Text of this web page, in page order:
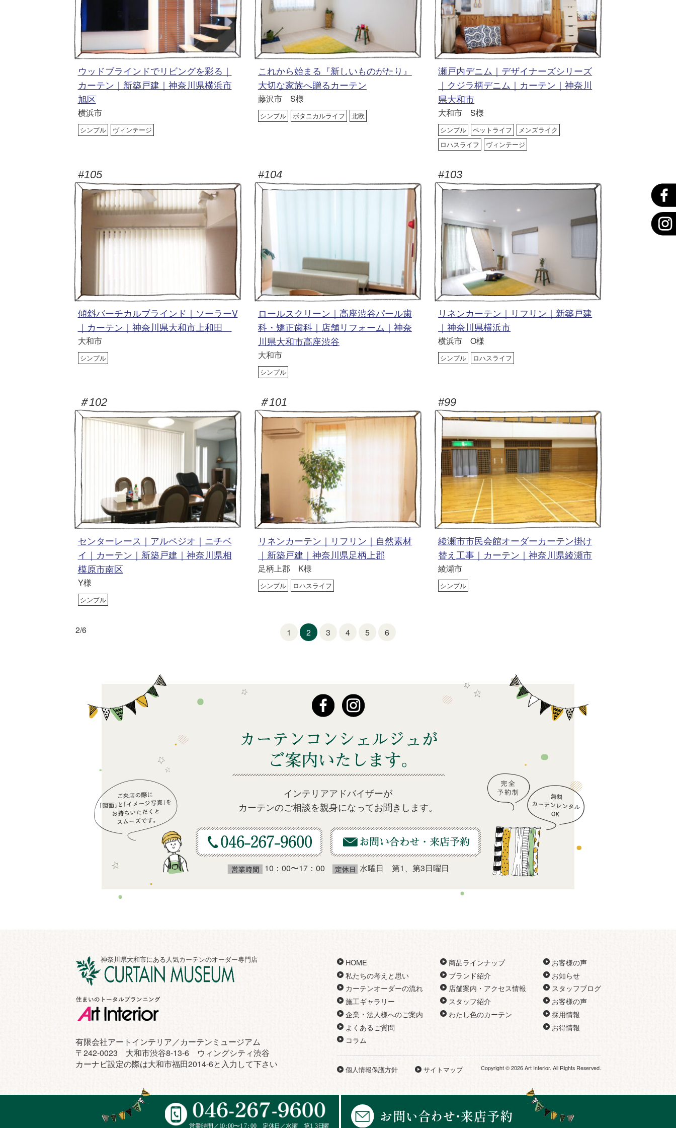
ウッドブラインドでリビングを彩る｜
カーテン｜新築戸建｜神奈川県横浜市
旭区
横浜市
シンプル ヴィンテージ
これから始まる『新しいものがたり』
大切な家族へ贈るカーテン
藤沢市 S様
シンプル ボタニカルライフ 北欧
瀬戸内デニム｜デザイナーズシリーズ
｜クジラ柄デニム｜カーテン｜神奈川
県大和市
大和市 S様
シンプル ペットライフ
メンズライク
ロハスライフ
ヴィンテージ
#105
傾斜バーチカルブラインド｜ソーラーV
｜カーテン｜神奈川県大和市上和田
大和市
シンプル
#104
ロールスクリーン｜高座渋谷パール歯
科・矯正歯科｜店舗リフォーム｜神奈
川県大和市高座渋谷
大和市
シンプル
#103
リネンカーテン｜リフリン｜新築戸建
｜神奈川県横浜市
横浜市 O様
シンプル ロハスライフ
＃102
センターレース｜アルペジオ｜ニチベ
イ｜カーテン｜新築戸建｜神奈川県相
模原市南区
Y様
シンプル
＃101
リネンカーテン｜リフリン｜自然素材
｜新築戸建｜神奈川県足柄上郡
足柄上郡 K様
シンプル ロハスライフ
#99
綾瀬市市民会館オーダーカーテン掛け
替え工事｜カーテン｜神奈川県綾瀬市
綾瀬市
シンプル
2/6 1 2 3 4 5 6
インテリアアドバイザーが
カーテンのご相談を親身になってお聞きします。
10：00〜17：00 水曜日 第1、第3日曜日
神奈川県大和市にある人気カーテンのオーダー専門店
有限会社アートインテリア／カーテンミュージアム
〒242-0023 大和市渋谷8-13-6 ウィングシティ渋谷
カーナビ設定の際は大和市福田2014-6と入力して下さい
HOME
私たちの考えと思い
カーテンオーダーの流れ
施工ギャラリー
企業・法人様へのご案内
よくあるご質問
コラム
商品ラインナップ
ブランド紹介
店舗案内・アクセス情報
スタッフ紹介
わたし色のカーテン
お客様の声
お知らせ
スタッフブログ
お客様の声
採用情報
お得情報
個人情報保護方針 サイトマップ Copyright © 2026 Art Interior. All Rights Reserved.